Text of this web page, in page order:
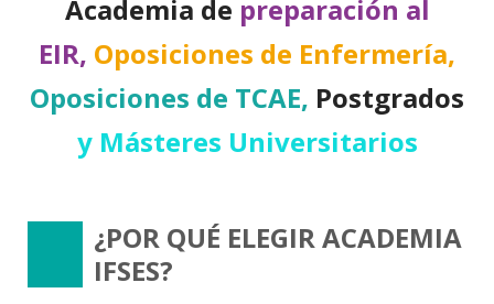
Academia de preparación al
EIR, Oposiciones de Enfermería,
Oposiciones de TCAE, Postgrados
y Másteres Universitarios
¿POR QUÉ ELEGIR ACADEMIA
IFSES?